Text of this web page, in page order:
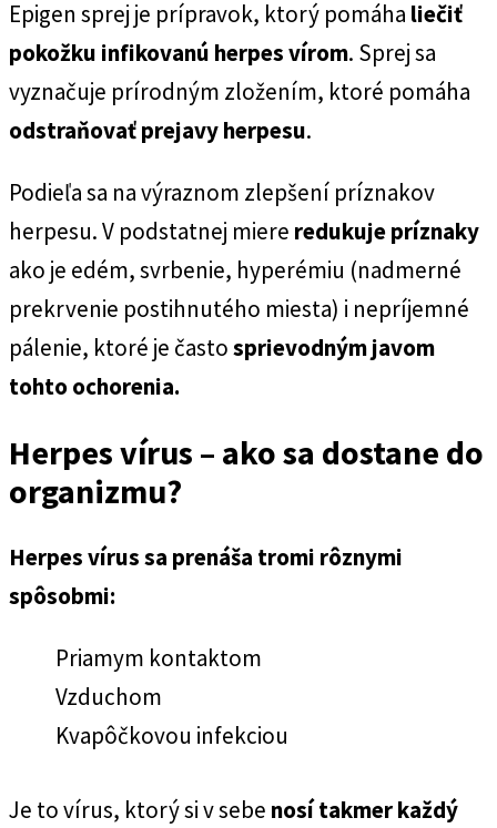
Epigen sprej je prípravok, ktorý pomáha liečiť
pokožku infikovanú herpes vírom. Sprej sa
vyznačuje prírodným zložením, ktoré pomáha
odstraňovať prejavy herpesu.
Podieľa sa na výraznom zlepšení príznakov
herpesu. V podstatnej miere redukuje príznaky
ako je edém, svrbenie, hyperémiu (nadmerné
prekrvenie postihnutého miesta) i nepríjemné
pálenie, ktoré je častosprievodným javom
tohto ochorenia.
Herpes vírus – ako sa dostane do
organizmu?
Herpes vírus sa prenáša tromi rôznymi
spôsobmi:
Priamym kontaktom
Vzduchom
Kvapôčkovou infekciou
Je to vírus, ktorý si v sebe nosí takmer každý